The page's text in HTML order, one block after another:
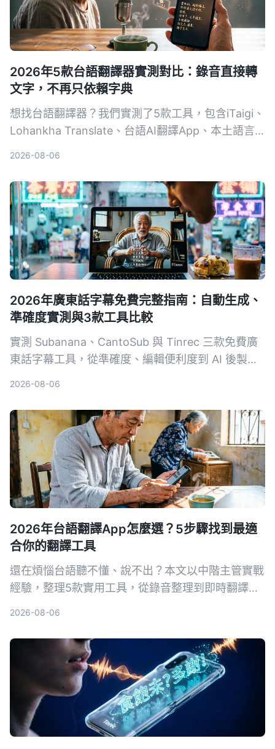
2026年5款台語翻譯器實測對比：錄音直接轉
文字，不再只依賴字典
想找台語翻譯器？我們實測了5款工具，包含iTaigi、
Lohankha Translate、台語AI翻譯App、本土語言
要和待辦的Tinrec，才是忙碌上班族和學生真正需要
的台語助手。
2026-08-06
2026年廣東話字幕免費完整指南：自動生成、
準確度實測與3款工具比較
實測 Subanana、CantoSub 與 Tinrec 三款免費廣
東話字幕工具，從準確度、編輯便利度到 AI 後製能
2026-08-06
2026年台語翻譯App怎麼選？5步驟找到最適
合你的翻譯工具
還在煩惱台語聽不懂、說不出？本文以中階主管實戰
經驗，整理5款實用工具，從錄音整理到即時翻譯，
2026-08-06